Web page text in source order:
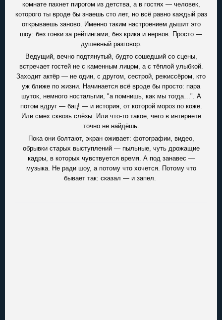
комнате пахнет пирогом из детства, а в гостях — человек,
которого ты вроде бы знаешь сто лет, но всё равно каждый раз
открываешь заново. Именно таким настроением дышит это
шоу: без гонки за рейтингами, без крика и нервов. Просто —
душевный разговор.
Ведущий, вечно подтянутый, будто сошедший со сцены,
встречает гостей не с каменным лицом, а с тёплой улыбкой.
Заходит актёр — не один, с другом, сестрой, режиссёром, кто
уж ближе по жизни. Начинается всё вроде бы просто: пара
шуток, немного ностальгии, "а помнишь, как мы тогда…". А
потом вдруг — бац! — и история, от которой мороз по коже.
Или смех сквозь слёзы. Или что-то такое, чего в интернете
точно не найдёшь.
Пока они болтают, экран оживает: фотографии, видео,
обрывки старых выступлений — пыльные, чуть дрожащие
кадры, в которых чувствуется время. А под занавес —
музыка. Не ради шоу, а потому что хочется. Потому что
бывает так: сказал — и запел.